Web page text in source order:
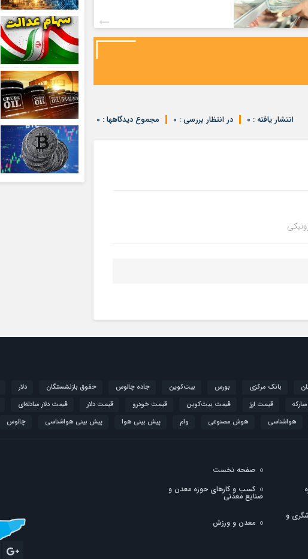
مجموع دیدگاهها : ۰ در انتظار بررسی : ۰ انتشار یافته : ۰
بانک مرکزی بورس بیت‌کوین جاده چالوس حقوق بازنشستگان دلار
قیمت ارز قیمت بیت‌کوین قیمت خودرو قیمت دلار قیمت دلار مبادله‌ای
هواشناسی هوش مصنوعی وام پیش بینی هوا پیش بینی هواشناسی چالوس
صفحه نخست
کسب و کارهای حوزه معدن و
صنایع معدنی
و
معدن و ورزش